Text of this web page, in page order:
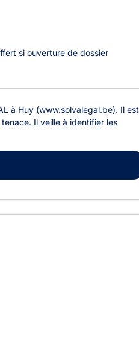
si ouverture de dossier
à Huy (www.solvalegal.be). Il est
Il veille à identifier les